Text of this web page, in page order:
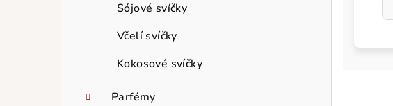
Sójové svíčky
Včelí svíčky
Kokosové svíčky
Parfémy